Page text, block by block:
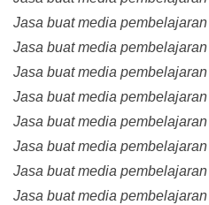
Jasa buat media
Jasa buat media
Jasa buat media
Jasa buat media
Jasa buat media
Jasa buat media
Jasa buat media
Jasa buat media